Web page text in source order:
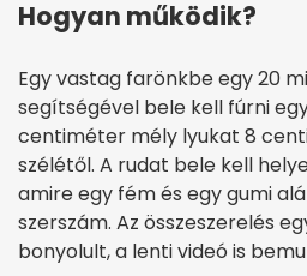
Hogyan működik?
Egy vastag farönkbe egy 20
segítségével bele kell fúrni
centiméter mély lyukat 8
szélétől. A rudat bele kell
amire egy fém és egy gumi
szerszám. Az összeszerelés
bonyolult, a lenti videó is